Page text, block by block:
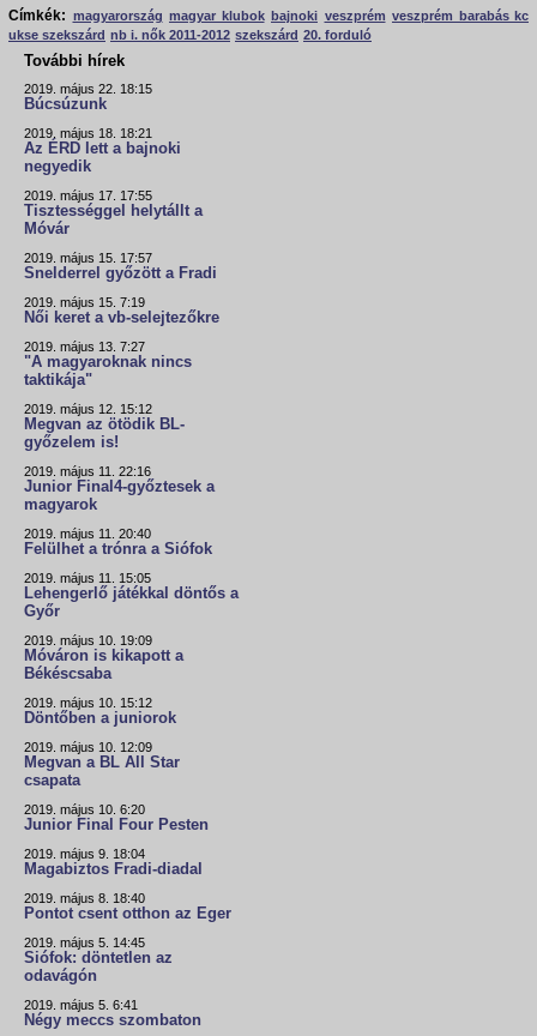
Címkék: magyarország magyar klubok bajnoki veszprém veszprém barabás kc
ukse szekszárd nb i. nők 2011-2012 szekszárd 20. forduló
További hírek
2019. május 22. 18:15
Búcsúzunk
2019. május 18. 18:21
Az ÉRD lett a bajnoki
negyedik
2019. május 17. 17:55
Tisztességgel helytállt a
Móvár
2019. május 15. 17:57
Snelderrel győzött a Fradi
2019. május 15. 7:19
Női keret a vb-selejtezőkre
2019. május 13. 7:27
"A magyaroknak nincs
taktikája"
2019. május 12. 15:12
Megvan az ötödik BL-
győzelem is!
2019. május 11. 22:16
Junior Final4-győztesek a
magyarok
2019. május 11. 20:40
Felülhet a trónra a Siófok
2019. május 11. 15:05
Lehengerlő játékkal döntős a
Győr
2019. május 10. 19:09
Móváron is kikapott a
Békéscsaba
2019. május 10. 15:12
Döntőben a juniorok
2019. május 10. 12:09
Megvan a BL All Star
csapata
2019. május 10. 6:20
Junior Final Four Pesten
2019. május 9. 18:04
Magabiztos Fradi-diadal
2019. május 8. 18:40
Pontot csent otthon az Eger
2019. május 5. 14:45
Siófok: döntetlen az
odavágón
2019. május 5. 6:41
Négy meccs szombaton